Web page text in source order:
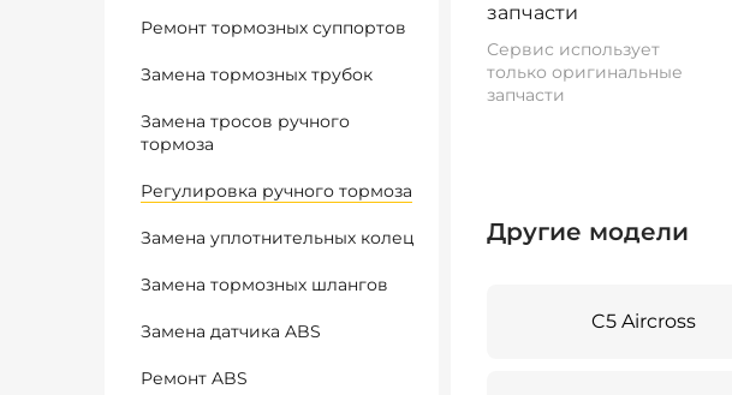
Ремонт тормозных суппортов
Замена тормозных трубок
Замена тросов ручного
тормоза
Регулировка ручного тормоза
Замена уплотнительных колец
Замена тормозных шлангов
Замена датчика ABS
Ремонт ABS
запчасти
Сервис использует
только оригинальные
запчасти
Другие модели
C5 Aircross